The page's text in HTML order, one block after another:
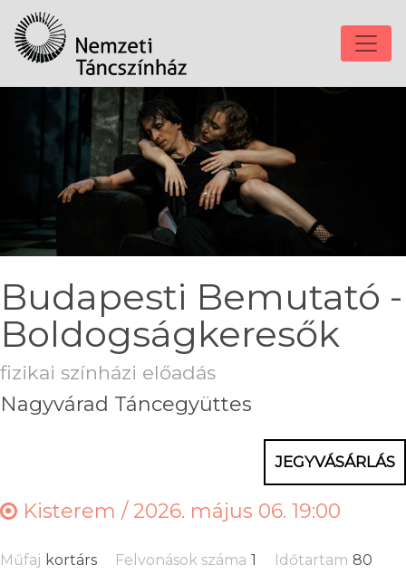
Budapesti Bemutató -
Boldogságkeresők
fizikai színházi előadás
Nagyvárad Táncegyüttes
JEGYVÁSÁRLÁS
Kisterem /2026. május 06. 19:00
Műfaj kortárs Felvonások száma 1 Időtartam 80